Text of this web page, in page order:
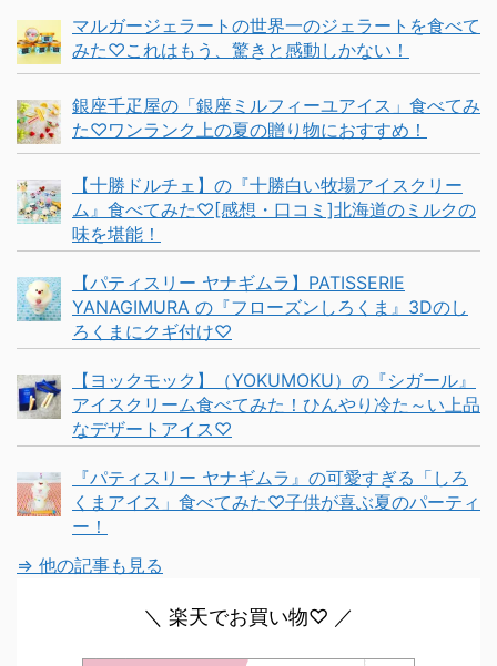
マルガージェラートの世界一のジェラートを食べて
みた♡これはもう、驚きと感動しかない！
銀座千疋屋の「銀座ミルフィーユアイス」食べてみ
た♡ワンランク上の夏の贈り物におすすめ！
【十勝ドルチェ】の『十勝白い牧場アイスクリー
ム』食べてみた♡[感想・口コミ]北海道のミルクの
味を堪能！
【パティスリー ヤナギムラ】PATISSERIE
YANAGIMURA の『フローズンしろくま』3Dのし
ろくまにクギ付け♡
【ヨックモック】（YOKUMOKU）の『シガール』
アイスクリーム食べてみた！ひんやり冷た～い上品
なデザートアイス♡
『パティスリー ヤナギムラ』の可愛すぎる「しろ
くまアイス」食べてみた♡子供が喜ぶ夏のパーティ
ー！
⇒ 他の記事も見る
＼ 楽天でお買い物♡ ／